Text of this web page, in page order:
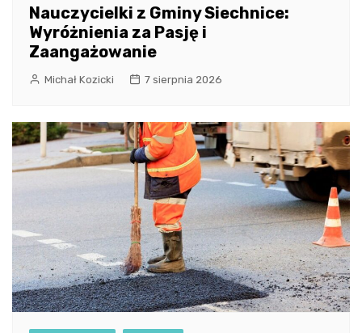
Nauczycielki z Gminy Siechnice:
Wyróżnienia za Pasję i
Zaangażowanie
Michał Kozicki 7 sierpnia 2026